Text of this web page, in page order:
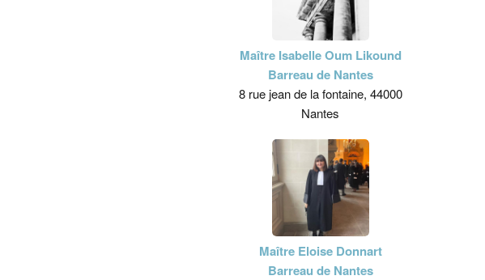
Maître Isabelle Oum Likound
Barreau de Nantes
8 rue jean de la fontaine, 44000
Nantes
Maître Eloise Donnart
Barreau de Nantes